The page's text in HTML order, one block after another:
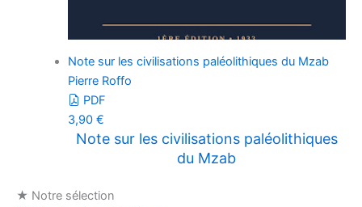
Note sur les civilisations paléolithiques du Mzab
Pierre Roffo
PDF
3,90 €
Note sur les civilisations paléolithiques
du Mzab
★ Notre sélection